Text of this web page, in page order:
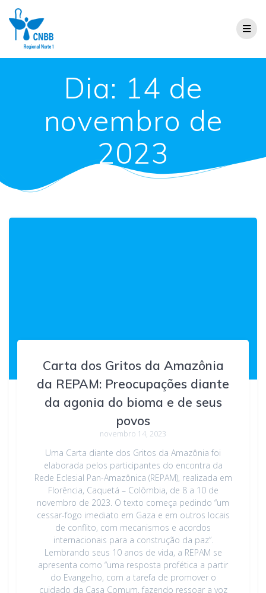
Dia: 14 de
novembro de
2023
Carta dos Gritos da Amazônia
da REPAM: Preocupações diante
da agonia do bioma e de seus
povos
novembro 14, 2023
Uma Carta diante dos Gritos da Amazônia foi
elaborada pelos participantes do encontra da
Rede Eclesial Pan-Amazônica (REPAM), realizada em
Florência, Caquetá – Colômbia, de 8 a 10 de
novembro de 2023. O texto começa pedindo “um
cessar-fogo imediato em Gaza e em outros locais
de conflito, com mecanismos e acordos
internacionais para a construção da paz”.
Lembrando seus 10 anos de vida, a REPAM se
apresenta como “uma resposta profética a partir
do Evangelho, com a tarefa de promover o
cuidado da Casa Comum, fazendo ressoar a voz